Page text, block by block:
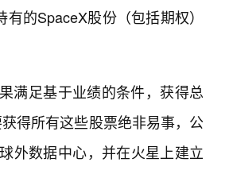
的SpaceX股份（包括期权）
满足基于业绩的条件，获得总
得所有这些股票绝非易事，公
外数据中心，并在火星上建立